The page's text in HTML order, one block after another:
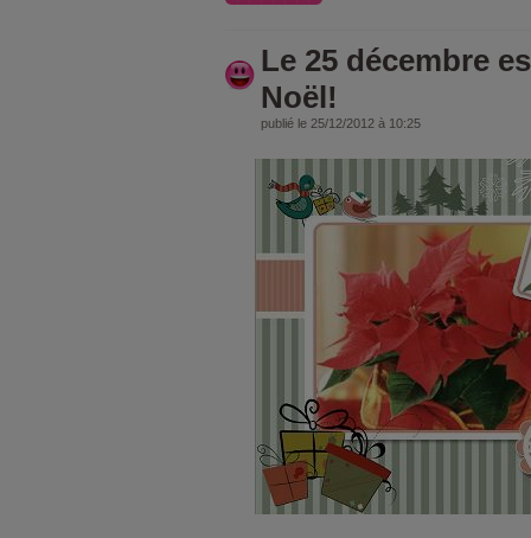
Le 25 décembre
Noël!
publié le 25/12/2012 à 10:25